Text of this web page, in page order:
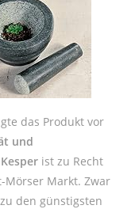
das Produkt vor
und
Kesper ist zu Recht
Mörser Markt. Zwar
den günstigsten